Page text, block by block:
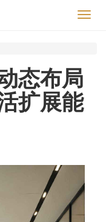
切
态布局
扩展能